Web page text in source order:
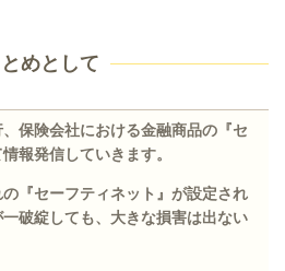
めとして
保険会社における金融商品の『セ
報発信していきます。
『セーフティネット』が設定され
破綻しても、大きな損害は出ない